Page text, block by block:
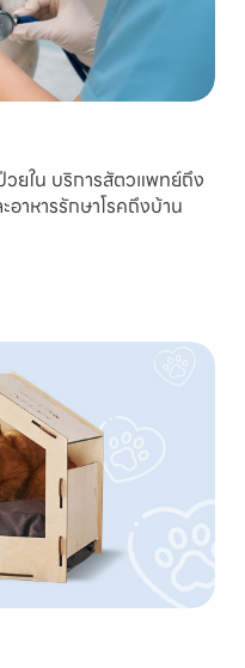
ยใน บริการสัตวแพทย์ถึง
าหารรักษาโรคถึงบ้าน